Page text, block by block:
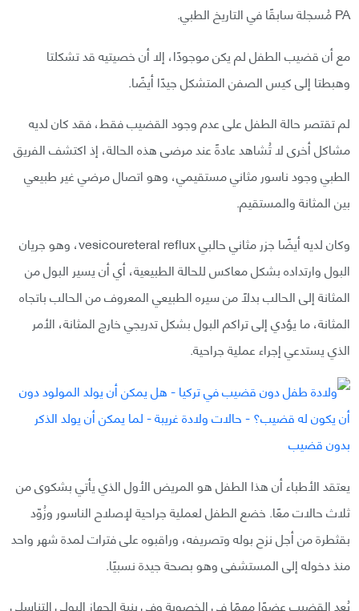
PA مُسجلة سابقًا في التاريخ الطبي.
مع أن قضيب الطفل لم يكن موجودًا، إلا أن خصيتيه قد تشكلتا
وهبطتا إلى كيس الصفن المتشكل جيدًا أيضًا.
لم تقتصر حالة الطفل على عدم وجود القضيب فقط، فقد كان لديه
مشاكل أخرى لا تُشاهد عادةً عند مرضى هذه الحالة، إذ اكتشف الفريق
الطبي وجود ناسور مثاني مستقيمي، وهو اتصال مرضي غير طبيعي
بين المثانة والمستقيم.
وكان لديه أيضًا جزر مثاني حالبي vesicoureteral reflux، وهو جريان
البول وارتداده بشكل معاكس للحالة الطبيعية، أي أن يسير البول من
المثانة إلى الحالب بدلًا من سيره الطبيعي المعروف من الحالب باتجاه
المثانة، ما يؤدي إلى تراكم البول بشكل تدريجي خارج المثانة، الأمر
الذي يستدعي إجراء عملية جراحية.
يعتقد الأطباء أن هذا الطفل هو المريض الأول الذي يأتي بشكوى من
ثلاث حالات معًا. خضع الطفل لعملية جراحية لإصلاح الناسور وزُوّد
بقثطرة من أجل نزح بوله وتصريفه، وراقبوه على فترات لمدة شهر واحد
منذ دخوله إلى المستشفى وهو بصحة جيدة نسبيًا.
يُعد القضيب عضوًا مهمًا في الخصوبة وفي بنية الجهاز البولي التناسلي